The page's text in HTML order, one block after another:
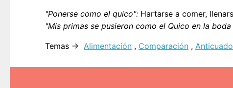
"Ponerse como el quico": Hartarse a comer,
"Mis primas se pusieron como el Quico en la
Temas → Alimentación , Comparación , Anticuado